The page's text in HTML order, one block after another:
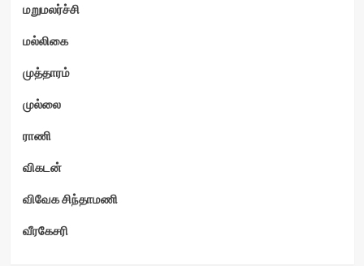
மறுமலர்ச்சி
மல்லிகை
முத்தாரம்
முல்லை
ராணி
விகடன்
விவேக சிந்தாமணி
வீரகேசரி